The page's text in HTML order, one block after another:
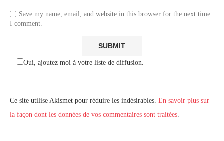
Save my name, email, and website in this browser for the next time
I comment.
Oui, ajoutez moi à votre liste de diffusion.
Ce site utilise Akismet pour réduire les indésirables. En savoir plus sur
la façon dont les données de vos commentaires sont traitées.